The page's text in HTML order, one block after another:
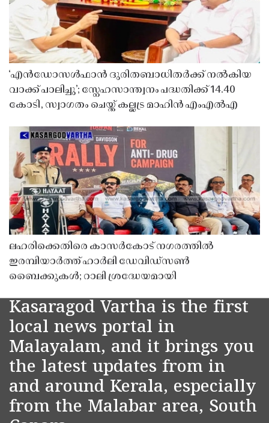
‘എൻഡോസൾഫാൻ ദുരിതബാധിതർക്ക് നൽകിയ
വാക്ക് പാലിച്ചു’; സ്നേഹസാന്ത്വനം പദ്ധതിക്ക് 14.40
കോടി, സ്വാഗതം ചെയ്ത് കല്ലട്ര മാഹിൻ എംഎൽഎ
ലഹരിക്കെതിരെ കാസർകോട് നഗരത്തിൽ
ഇരമ്പിയാർത്ത് ഹാർലി ഡേവിഡ്‌സൺ
ബൈക്കുകൾ; റാലി ശ്രദ്ധേയമായി
Kasaragod Vartha is the first
local news portal in
Malayalam, and it brings you
the latest updates from in
and around Kerala, especially
from the Malabar area, South